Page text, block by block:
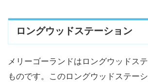
ロングウッドステーション
メリーゴーランドはロングウッドス
ものです。このロングウッドステー